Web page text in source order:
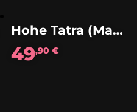
Hohe Tatra (Marsch)
49,90 €